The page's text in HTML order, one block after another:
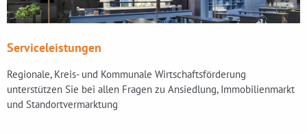
Serviceleistungen
Regionale, Kreis- und Kommunale Wirtschaftsförderung
unterstützen Sie bei allen Fragen zu Ansiedlung, Immobilienmarkt
und Standortvermarktung